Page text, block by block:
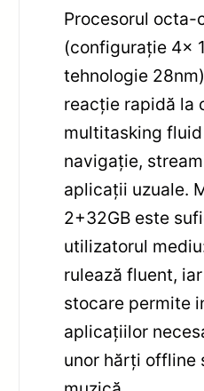
Procesorul octa-
(configurație 4x
tehnologie
reacție rapidă la
multitasking
navigație,
aplicații uzuale.
2+32GB este
utilizatorul
rulează fluent,
stocare permite
aplicațiilor
unor hărți offline